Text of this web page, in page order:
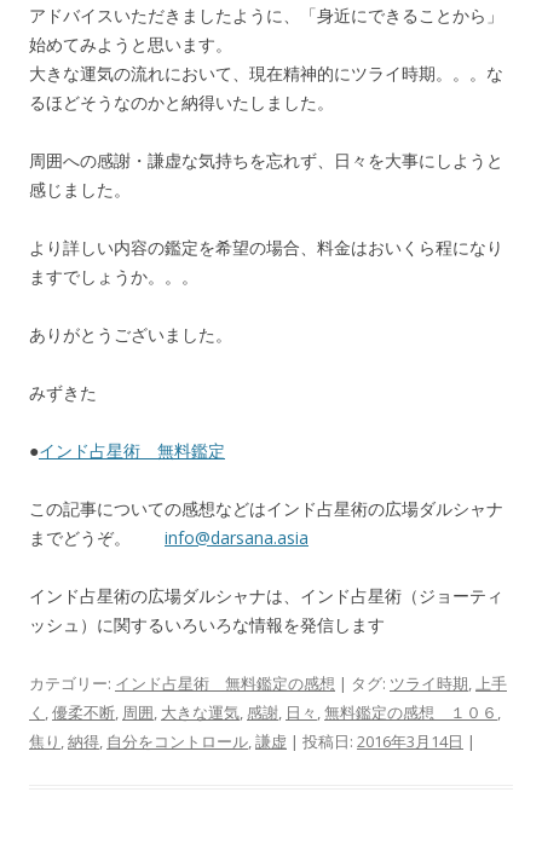
アドバイスいただきましたように、「身近にできることから」
始めてみようと思います。
大きな運気の流れにおいて、現在精神的にツライ時期。。。な
るほどそうなのかと納得いたしました。
周囲への感謝・謙虚な気持ちを忘れず、日々を大事にしようと
感じました。
より詳しい内容の鑑定を希望の場合、料金はおいくら程になり
ますでしょうか。。。
ありがとうございました。
みずきた
●インド占星術 無料鑑定
この記事についての感想などはインド占星術の広場ダルシャナ
までどうぞ。 info@darsana.asia
インド占星術の広場ダルシャナは、インド占星術（ジョーティ
ッシュ）に関するいろいろな情報を発信します
カテゴリー: インド占星術 無料鑑定の感想 | タグ: ツライ時期,上手
く ,優柔不断, 周囲, 大きな運気, 感謝, 日々 ,無料鑑定の感想 １０６ ,
焦り ,納得, 自分をコントロール,謙虚 | 投稿日: 2016年3月14日 |